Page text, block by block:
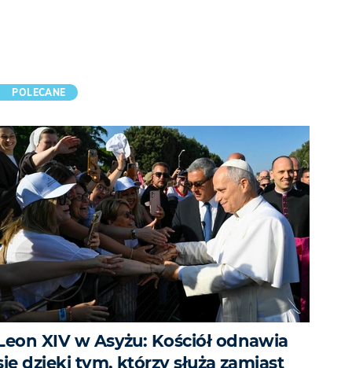
POLECANE
XIV w Asyżu: Kościół odnawia
dzięki tym, którzy służą zamiast